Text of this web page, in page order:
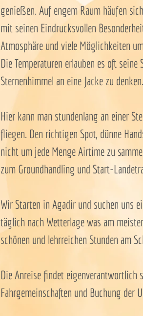
genießen. Auf engem Raum häufen
mit seinen Eindrucksvollen
Atmosphäre und viele Möglichkeiten
Die Temperaturen erlauben es oft
Sternenhimmel an eine Jacke zu denken.
Hier kann man stundenlang an einer
fliegen. Den richtigen Spot, dünne
nicht um jede Menge Airtime zu
zum Groundhandling und Start-
Wir Starten in Agadir und suchen uns
täglich nach Wetterlage was am
schönen und lehrreichen Stunden am
Die Anreise findet eigenverantwortlich
Fahrgemeinschaften und Buchung der